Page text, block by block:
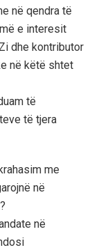
në qendra të
e interesit
dhe kontributor
në këtë shtet
të
të tjera
me
në
në